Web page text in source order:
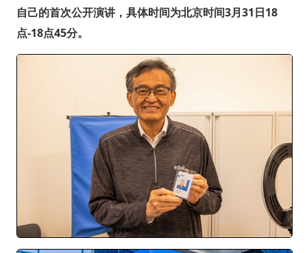
自己的首次公开演讲，具体时间为北京时间3月31日18
点-18点45分。